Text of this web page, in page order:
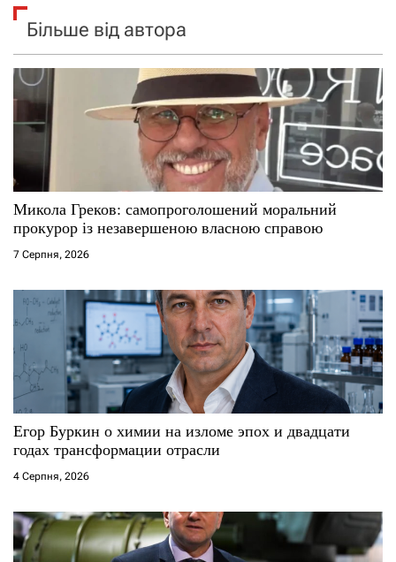
Більше від автора
Микола Греков: самопроголошений моральний
прокурор із незавершеною власною справою
7 Серпня, 2026
Егор Буркин о химии на изломе эпох и двадцати
годах трансформации отрасли
4 Серпня, 2026